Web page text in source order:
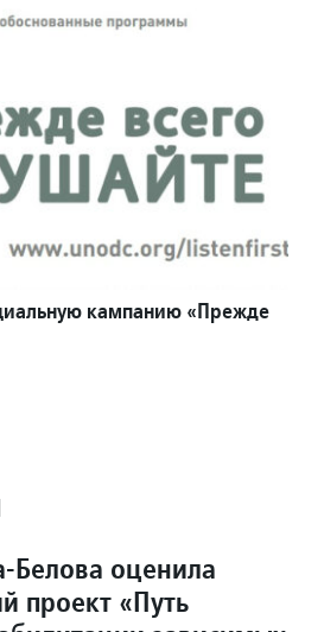
кампанию «Прежде
Белова оценила
проект «Путь